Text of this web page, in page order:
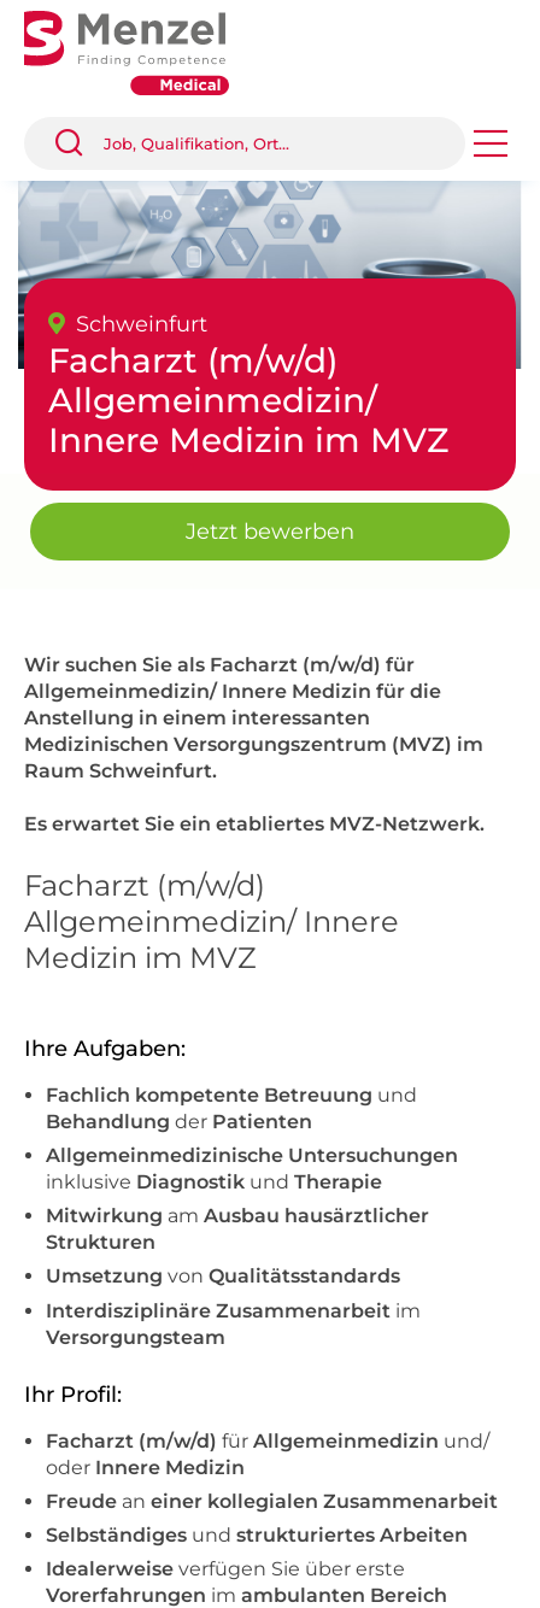
Schweinfurt
Facharzt (m/w/d)
Allgemeinmedizin/
Innere Medizin im MVZ
Jetzt bewerben
Wir suchen Sie als Facharzt (m/w/d) für
Allgemeinmedizin/ Innere Medizin für die
Anstellung in einem interessanten
Medizinischen Versorgungszentrum (MVZ) im
Raum Schweinfurt.
Es erwartet Sie ein etabliertes MVZ-Netzwerk.
Facharzt (m/w/d)
Allgemeinmedizin/ Innere
Medizin im MVZ
Ihre Aufgaben:
Fachlich kompetente Betreuung und
Behandlung der Patienten
Allgemeinmedizinische Untersuchungen
inklusive Diagnostik und Therapie
Mitwirkung am Ausbau hausärztlicher
Strukturen
Umsetzung von Qualitätsstandards
Interdisziplinäre Zusammenarbeit im
Versorgungsteam
Ihr Profil:
Facharzt (m/w/d) für Allgemeinmedizin und/
oder Innere Medizin
Freude an einer kollegialen Zusammenarbeit
Selbständiges und strukturiertes Arbeiten
Idealerweise verfügen Sie über erste
Vorerfahrungen im ambulanten Bereich